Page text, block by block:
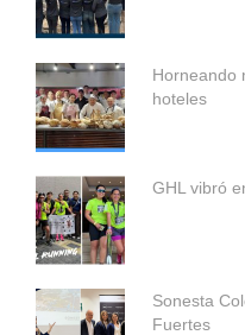
Horneando
hoteles
GHL vibró
Sonesta
Fuertes